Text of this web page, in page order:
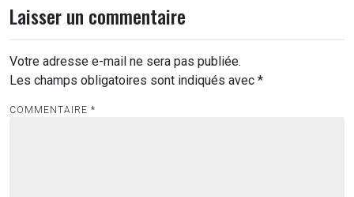
Laisser un commentaire
Votre adresse e-mail ne sera pas publiée.
Les champs obligatoires sont indiqués avec *
COMMENTAIRE *